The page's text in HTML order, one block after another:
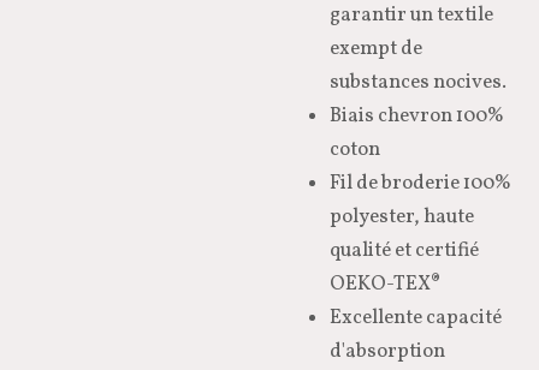
garantir un textile
exempt de
substances nocives.
Biais chevron 100%
coton
Fil de broderie 100%
polyester, haute
qualité et certifié
OEKO-TEX®
Excellente capacité
d'absorption